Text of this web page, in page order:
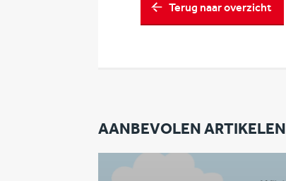
Terug naar overzicht
AANBEVOLEN ARTIKELEN